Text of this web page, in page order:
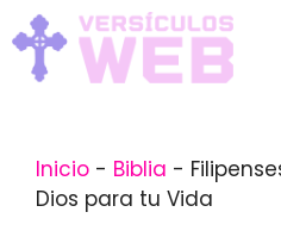
Skip
to
content
Inicio - Biblia -
Dios para tu Vida